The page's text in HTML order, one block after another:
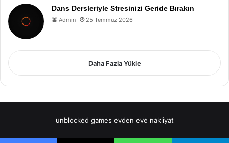
Dans Dersleriyle Stresinizi Geride Bırakın
Admin 25 Temmuz 2026
Daha Fazla Yükle
unblocked games evden eve nakliyat